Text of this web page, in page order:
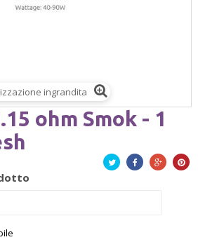
ingrandita
ohm Smok - 1
Twitta FacebookGoogle+